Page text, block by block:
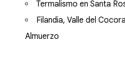
Termalismo en Santa
Filandia, Valle del
Almuerzo